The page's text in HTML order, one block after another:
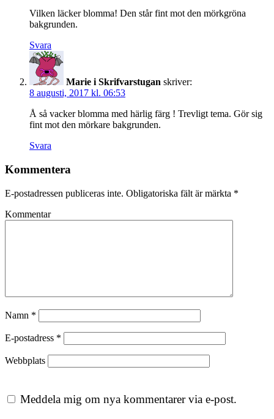
Vilken läcker blomma! Den står fint mot den mörkgröna
bakgrunden.
Svara
Marie i Skrifvarstugan skriver:
8 augusti, 2017 kl. 06:53
Å så vacker blomma med härlig färg ! Trevligt tema. Gör sig
fint mot den mörkare bakgrunden.
Svara
Kommentera
E-postadressen publiceras inte. Obligatoriska fält är märkta *
Kommentar
Namn *
E-postadress *
Webbplats
Meddela mig om nya kommentarer via e-post.